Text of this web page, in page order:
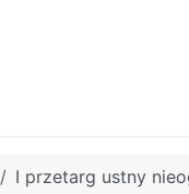
I przetarg ustny